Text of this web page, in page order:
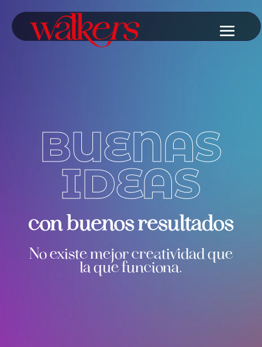
Video
BUENAS
IDEAS
con buenos resultados
No existe mejor creatividad que
la que funciona.